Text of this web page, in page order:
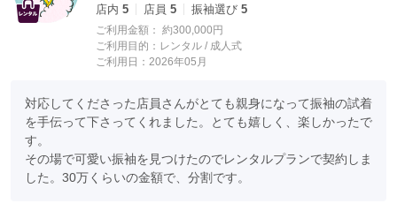
店内 5 店員 5 振袖選び 5
ご利用金額： 約300,000円
ご利用目的： レンタル / 成人式
ご利用日：2026年05月
対応してくださった店員さんがとても親身になって振袖の試着
を手伝って下さってくれました。とても嬉しく、楽しかったで
す。
その場で可愛い振袖を見つけたのでレンタルプランで契約しま
した。30万くらいの金額で、分割です。